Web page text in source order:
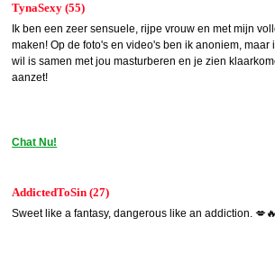
TynaSexy (55)
Ik ben een zeer sensuele, rijpe vrouw en met mijn
maken! Op de foto's en video's ben ik anoniem,
wil is samen met jou masturberen en je zien
aanzet!
Chat Nu!
AddictedToSin (27)
Sweet like a fantasy, dangerous like an addiction.